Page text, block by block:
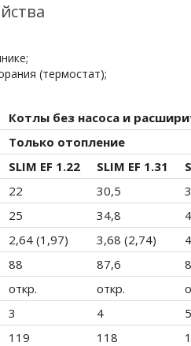
(термостат);
Котлы без насоса и
Только отопление
SLIM EF 1.22
SLIM EF 1.31
22 30,5
25 34,8
2,64 (1,97) 3,68 (2,74)
88 87,6
откр. откр.
3 4 5
119 118